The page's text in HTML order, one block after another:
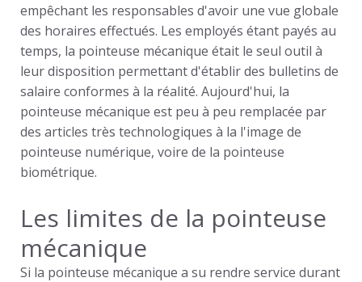
empêchant les responsables d'avoir une vue globale
des horaires effectués. Les employés étant payés au
temps, la pointeuse mécanique était le seul outil à
leur disposition permettant d'établir des bulletins de
salaire conformes à la réalité. Aujourd'hui, la
pointeuse mécanique est peu à peu remplacée par
des articles très technologiques à la l'image de
pointeuse numérique, voire de la pointeuse
biométrique.
Les limites de la pointeuse
mécanique
Si la pointeuse mécanique a su rendre service durant